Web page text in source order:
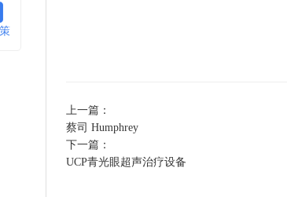
上一篇：
蔡司 Humphrey
下一篇：
UCP青光眼超声治疗设备